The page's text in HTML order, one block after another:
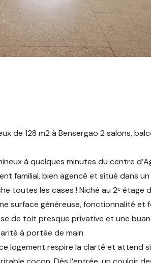
de 128 m2 à Bensergao 2 salons,
à quelques minutes du centre
familial, bien agencé et situé dans
toutes les cases ! Niché au 2ᵉ étage
surface généreuse, fonctionnalité et
de toit presque privative et une
à portée de main
logement respire la clarté et attend